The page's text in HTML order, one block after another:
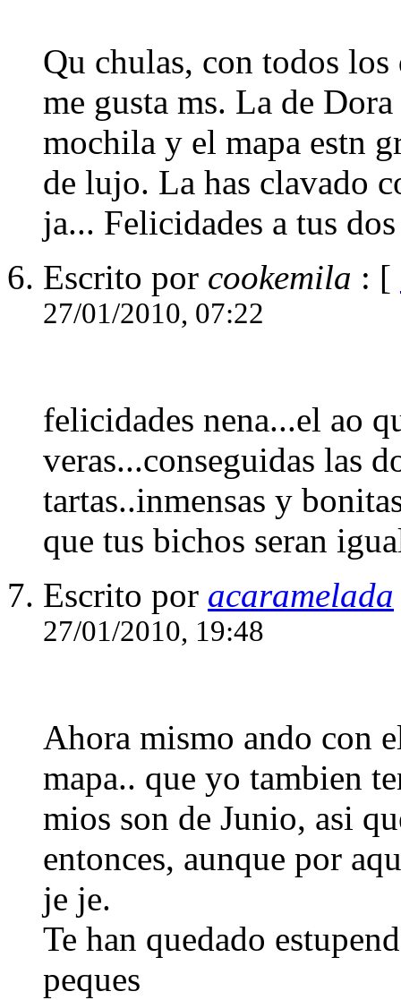
Qu chulas, con todos
me gusta ms. La de
mochila y el mapa estn
de lujo. La has clavado
ja... Felicidades a tus
Escrito por cookemila : [
27/01/2010, 07:22
felicidades nena...el ao
veras...conseguidas las
tartas..inmensas y
que tus bichos seran
Escrito por acaramelada
27/01/2010, 19:48
Ahora mismo ando con
mapa.. que yo tambien
mios son de Junio, asi
entonces, aunque por
je je.
Te han quedado
peques